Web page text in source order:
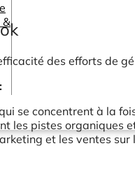
&
des efforts de
se concentrent à la
les pistes organiques
et les ventes